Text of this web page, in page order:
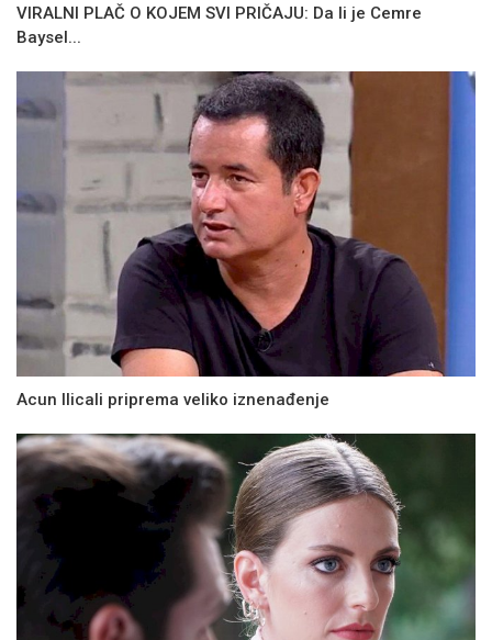
VIRALNI PLAČ O KOJEM SVI PRIČAJU: Da li je Cemre
Baysel...
Acun Ilicali priprema veliko iznenađenje